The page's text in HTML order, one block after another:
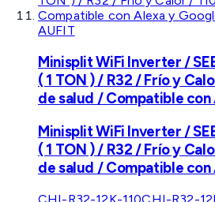
AUFIT
Minisplit WiFi Inverter /
( 1 TON ) / R32 / Frío y
de salud / Compatible con
Minisplit WiFi Inverter /
( 1 TON ) / R32 / Frío y
de salud / Compatible con
CHI-R32-12K-110CHI-R32-